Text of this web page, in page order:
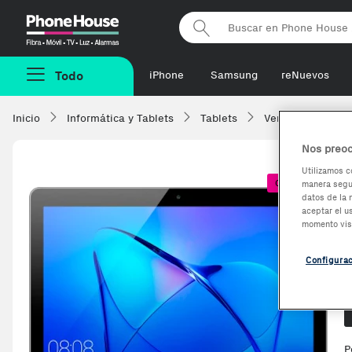
Phonehouse
Todo iPhone Samsung reNuevos
Inicio Informática y Tablets Tablets Ver todas
Coste + 1€
Nos
Utilizamos
manera
datos de la
aceptar el
momento